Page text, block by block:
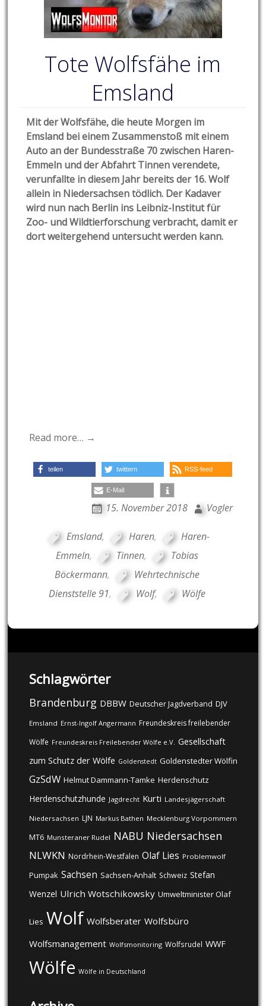
Tote Wolfsfähe im
Emsland
Mit der Wolfsfähe, die heute Morgen im
Emsland bei einem Zusammenstoß mit einem
Auto an der Bundesstraße 70 zwischen Haren-
Emmeln und der Abfahrt Tinnen verendete,
verunfallte in diesem Jahr bereits der 16. Wolf
allein in Niedersachsen tödlich. Der Kadaver
wird nun nach Berlin ins Leibniz-Institut für
Zoo- und Wildtierforschung verbracht, damit er
dort weitergehend untersucht werden kann.
Read more… →
teilen twittern RSS-feed
E-Mail
15. November 2018 Vogler
Emsland, Haren,
Haren-
Emmeln, Tinnen,
Tobias
Böckermann,
Wehrtechnische
Dienststelle 91, Wolf, Wölfe
Schlagwörter
Brandenburg DBBW Deutscher Jagdverband DJV
Emsland Ernst-Ingolf Angermann Freundeskreis freilebender
Wölfe Freundeskreis Freilebender Wölfe e.V. Gesellschaft
zum Schutz der Wölfe Goldenstedt Goldenstedter Wölfin
GzSdW Helmut Dammann-Tamke Herdenschutz
Herdenschutzhunde Jagdrecht Kurti Landesjägerschaft
Niedersachsen LJN Markus Bathen Mecklenburg Vorpommern
MT6 Munsteraner Rudel NABU Niedersachsen
NLWKN Nordrhein-Westfalen Olaf Lies Problemwolf
Pumpak Sachsen Sachsen-Anhalt Schweiz Stefan
Wenzel Ulrich Wotschikowsky Umweltminister Olaf
Lies Wolf Wolfsberater Wolfsbüro
Wolfsmanagement Wolfsmonitoring Wolfsrudel WWF
Wölfe Wölfe in Deutschland